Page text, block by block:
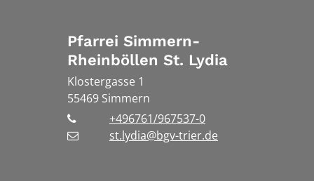
Pfarrei Simmern-
Rheinböllen St. Lydia
Klostergasse 1
55469 Simmern
+496761/967537-0
st.lydia@bgv-trier.de